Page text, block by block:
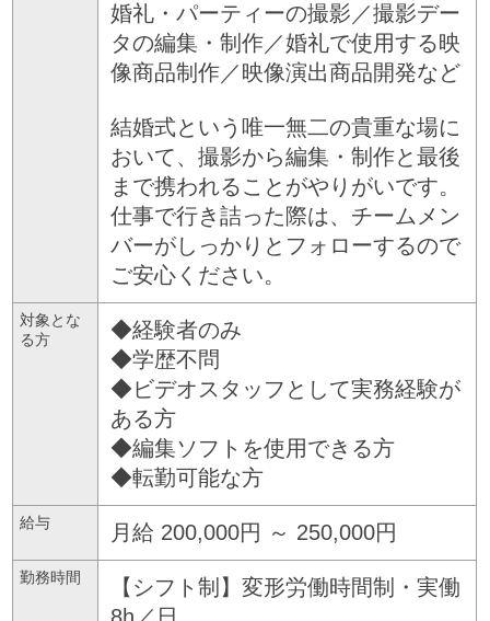
婚礼・パーティーの撮影／撮影デー
タの編集・制作／婚礼で使用する映
像商品制作／映像演出商品開発など
結婚式という唯一無二の貴重な場に
おいて、撮影から編集・制作と最後
まで携われることがやりがいです。
仕事で行き詰った際は、チームメン
バーがしっかりとフォローするので
ご安心ください。
対象とな
る方
◆経験者のみ
◆学歴不問
◆ビデオスタッフとして実務経験が
ある方
◆編集ソフトを使用できる方
◆転勤可能な方
給与 月給 200,000円 ～ 250,000円
勤務時間
【シフト制】変形労働時間制・実働